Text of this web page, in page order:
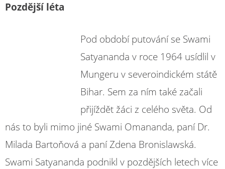
Pozdější léta
Pod období putování se Swami
Satyananda v roce 1964 usídlil v
Mungeru v severoindickém státě
Bihar. Sem za ním také začali
přijíždět žáci z celého světa. Od
nás to byli mimo jiné Swami Omananda, paní Dr.
Milada Bartoňová a paní Zdena Bronislawská.
Swami Satyananda podnikl v pozdějších letech více